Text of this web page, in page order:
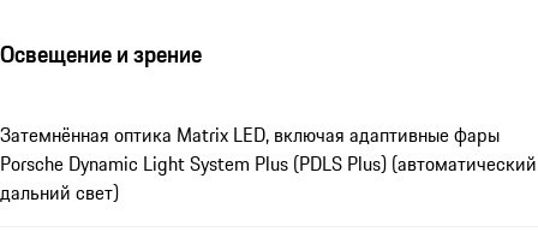
Освещение и зрение
Затемнённая оптика Matrix LED, включая адаптивные фары
Porsche Dynamic Light System Plus (PDLS Plus) (автоматический
дальний свет)